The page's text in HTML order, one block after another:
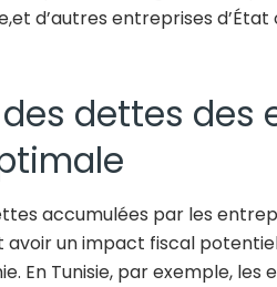
d’autres entreprises
des dettes des
accumulées par les
avoir un impact fiscal
En Tunisie, par exemple, les